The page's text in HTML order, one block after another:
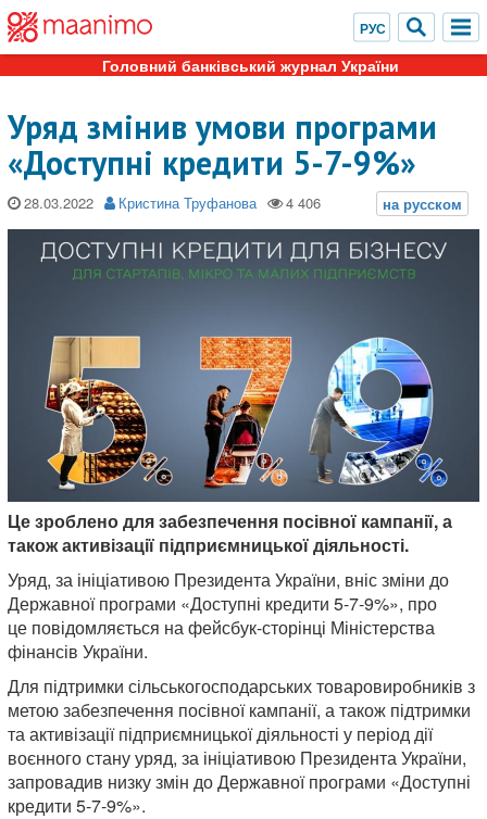
Головний банківський журнал України
Уряд змінив умови програми
«Доступні кредити 5-7-9%»
28.03.2022 Кристина Труфанова
Це зроблено для забезпечення посівної кампанії, а
також активізації підприємницької діяльності.
Уряд, за ініціативою Президента України, вніс зміни до
Державної програми «Доступні кредити 5-7-9%», про
це повідомляється на фейсбук-сторінці Міністерства
фінансів України.
Для підтримки сільськогосподарських товаровиробників з
метою забезпечення посівної кампанії, а також підтримки
та активізації підприємницької діяльності у період дії
воєнного стану уряд, за ініціативою Президента України,
запровадив низку змін до Державної програми «Доступні
кредити 5-7-9%».